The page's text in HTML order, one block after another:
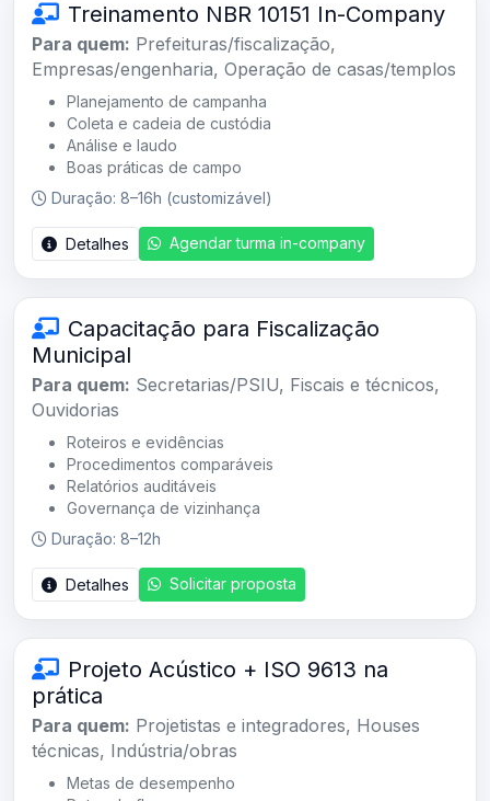
Treinamento NBR 10151 In-Company
Para quem: Prefeituras/fiscalização,
Empresas/engenharia, Operação de casas/templos
Planejamento de campanha
Coleta e cadeia de custódia
Análise e laudo
Boas práticas de campo
Duração: 8–16h (customizável)
Detalhes Agendar turma in-company
Capacitação para Fiscalização
Municipal
Para quem: Secretarias/PSIU, Fiscais e técnicos,
Ouvidorias
Roteiros e evidências
Procedimentos comparáveis
Relatórios auditáveis
Governança de vizinhança
Duração: 8–12h
Detalhes Solicitar proposta
Projeto Acústico + ISO 9613 na
prática
Para quem: Projetistas e integradores, Houses
técnicas, Indústria/obras
Metas de desempenho